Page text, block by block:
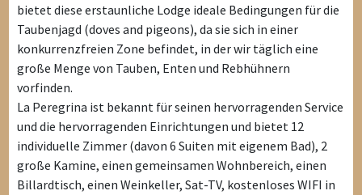
bietet diese erstaunliche Lodge ideale Bedingungen für die
Taubenjagd (doves and pigeons), da sie sich in einer
konkurrenzfreien Zone befindet, in der wir täglich eine
große Menge von Tauben, Enten und Rebhühnern
vorfinden.
La Peregrina ist bekannt für seinen hervorragenden Service
und die hervorragenden Einrichtungen und bietet 12
individuelle Zimmer (davon 6 Suiten mit eigenem Bad), 2
große Kamine, einen gemeinsamen Wohnbereich, einen
Billardtisch, einen Weinkeller, Sat-TV, kostenloses WIFI in